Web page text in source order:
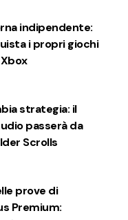
indipendente:
i propri giochi
strategia: il
passerà da
Scrolls
prove di
Premium: